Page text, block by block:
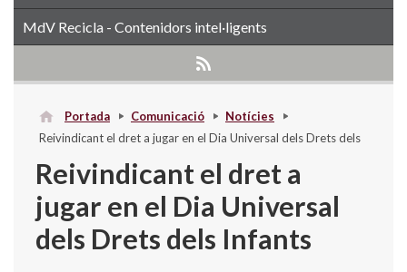
MdV Recicla - Contenidors intel·ligents
Portada Comunicació
Notícies
Reivindicant el dret a jugar en el Dia Universal dels Drets dels
Reivindicant el dret a
jugar en el Dia Universal
dels Drets dels Infants